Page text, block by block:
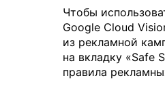
Чтобы
Google Cloud
из рекламной
на вкладку «Safe
правила